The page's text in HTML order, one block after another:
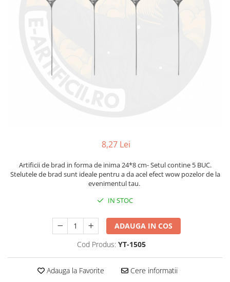
8,27 Lei
Artificii de brad in forma de inima 24*8 cm- Setul contine 5 BUC.
Stelutele de brad sunt ideale pentru a da acel efect wow pozelor de la
evenimentul tau.
IN STOC
ADAUGA IN COS
Cod Produs: YT-1505
Adauga la Favorite Cere informatii